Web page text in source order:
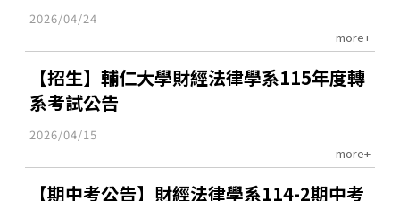
2026/04/24
more+
【招生】輔仁大學財經法律學系115年度轉
系考試公告
2026/04/15
more+
【期中考公告】財經法律學系114-2期中考